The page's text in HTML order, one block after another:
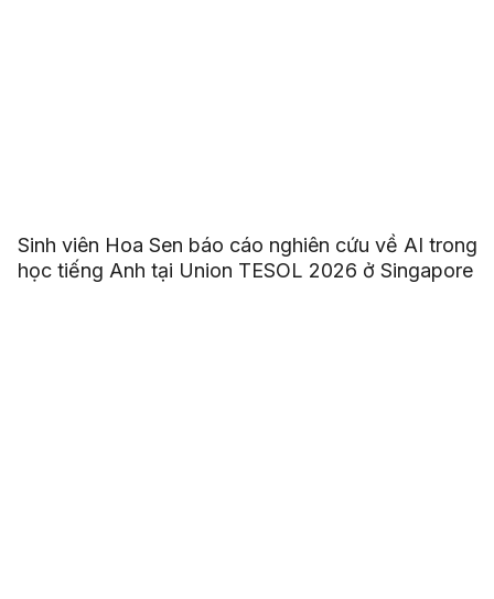
Sinh viên Hoa Sen báo cáo nghiên cứu về AI trong
học tiếng Anh tại Union TESOL 2026 ở Singapore